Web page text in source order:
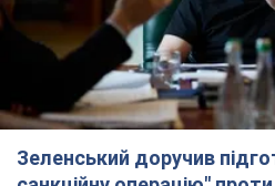
Херсон повністю лишився
аварійні відключення:
6 серпня
Росіяни вдарили по важливому
3 часа назад 12,9 т.